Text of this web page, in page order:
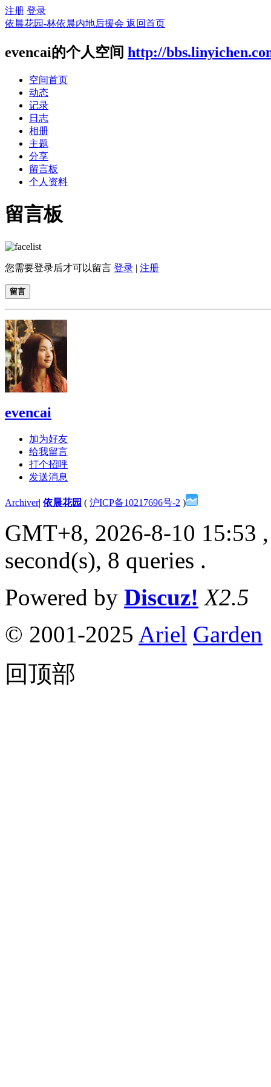
注册 登录
依晨花园-林依晨内地后援会 返回首页
evencai的个人空间 http://
空间首页
动态
记录
日志
相册
主题
分享
留言板
个人资料
留言板
您需要登录后才可以留言 登录 | 注册
留言
evencai
加为好友
给我留言
打个招呼
发送消息
Archiver| 依晨花园 ( 沪ICP备10217696号-2 )
GMT+8, 2026-8-10 15:53
second(s), 8 queries .
Powered by Discuz! X2.5
© 2001-2025 Ariel Garden
回顶部